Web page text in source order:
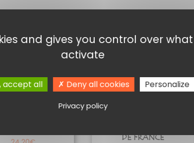
DE FRANCE
a
plusieurs
peuvent
and gives you control over
activate
accept all Deny all cookies Personalize
Privacy policy